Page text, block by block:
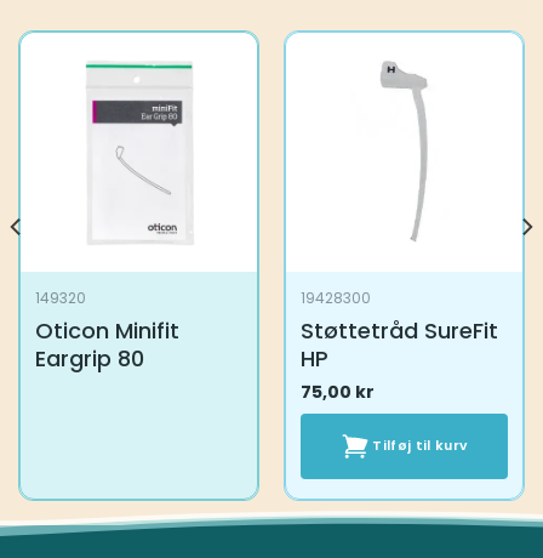
149320
Oticon Minifit
Eargrip 80
19428300
Støttetråd SureFit
HP
75,00 kr
Tilføj til kurv